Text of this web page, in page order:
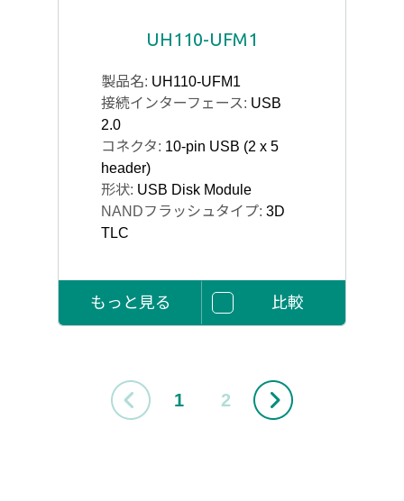
UH110-UFM1
製品名: UH110-UFM1
接続インターフェース: USB
2.0
コネクタ: 10-pin USB (2 x 5
header)
形状: USB Disk Module
NANDフラッシュタイプ: 3D
TLC
もっと見る 比較
1 2